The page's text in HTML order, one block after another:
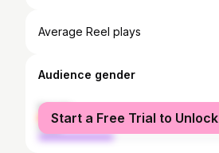
Average Reel plays
Audience gender
female
male
Start a Free Trial to Unlock